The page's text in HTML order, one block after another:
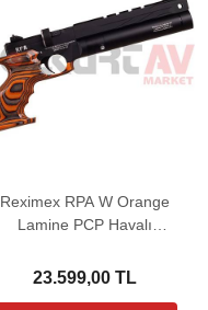
Reximex RPA W Orange
Lamine PCP Havalı
23.599,00 TL